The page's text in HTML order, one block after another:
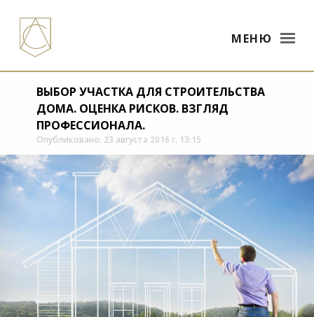
МЕНЮ
ВЫБОР УЧАСТКА ДЛЯ СТРОИТЕЛЬСТВА
ДОМА. ОЦЕНКА РИСКОВ. ВЗГЛЯД
ПРОФЕССИОНАЛА.
Опубликовано: 23 августа 2016 г. 13:15